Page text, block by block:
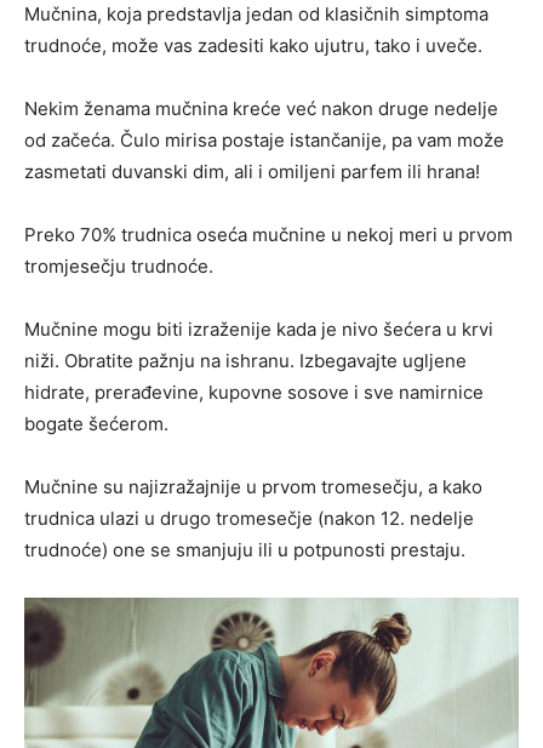
Mučnina, koja predstavlja jedan od klasičnih simptoma
trudnoće, može vas zadesiti kako ujutru, tako i uveče.
Nekim ženama mučnina kreće već nakon druge nedelje
od začeća. Čulo mirisa postaje istančanije, pa vam može
zasmetati duvanski dim, ali i omiljeni parfem ili hrana!
Preko 70% trudnica oseća mučnine u nekoj meri u prvom
tromjesečju trudnoće.
Mučnine mogu biti izraženije kada je nivo šećera u krvi
niži. Obratite pažnju na ishranu. Izbegavajte ugljene
hidrate, prerađevine, kupovne sosove i sve namirnice
bogate šećerom.
Mučnine su najizražajnije u prvom tromesečju, a kako
trudnica ulazi u drugo tromesečje (nakon 12. nedelje
trudnoće) one se smanjuju ili u potpunosti prestaju.